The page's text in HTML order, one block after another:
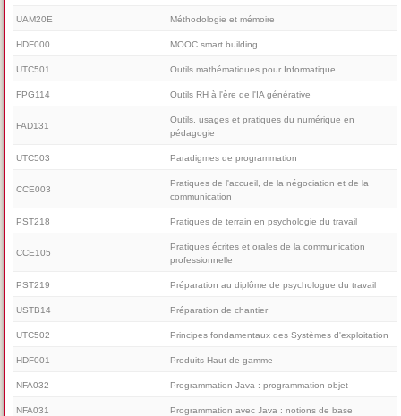
UAM20E Méthodologie et mémoire
HDF000 MOOC smart building
UTC501 Outils mathématiques pour Informatique
FPG114 Outils RH à l'ère de l'IA générative
FAD131
Outils, usages et pratiques du numérique en
pédagogie
UTC503 Paradigmes de programmation
CCE003
Pratiques de l'accueil, de la négociation et de la
communication
PST218 Pratiques de terrain en psychologie du travail
CCE105
Pratiques écrites et orales de la communication
professionnelle
PST219 Préparation au diplôme de psychologue du travail
USTB14 Préparation de chantier
UTC502 Principes fondamentaux des Systèmes d'exploitation
HDF001 Produits Haut de gamme
NFA032 Programmation Java : programmation objet
NFA031 Programmation avec Java : notions de base